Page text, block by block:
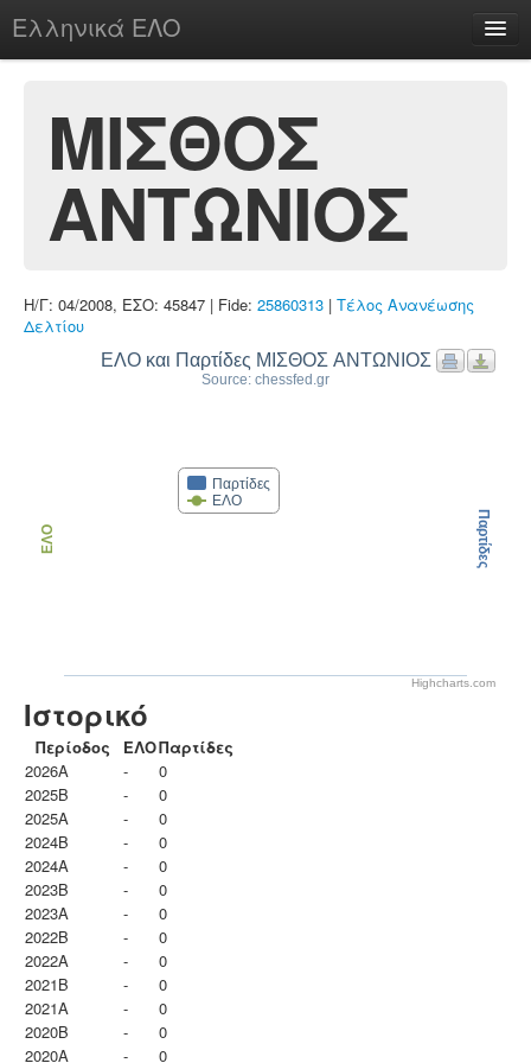
Ελληνικά ΕΛΟ
chesstu.be @ discord
Login
ΜΙΣΘΟΣ
ΑΝΤΩΝΙΟΣ
Η/Γ: 04/2008, ΕΣΟ: 45847 | Fide: 25860313 | Τέλος Ανανέωσης
Δελτίου
ΕΛΟ και Παρτίδες ΜΙΣΘΟΣ ΑΝΤΩΝΙΟΣ
Source: chessfed.gr
Παρτίδες
ΕΛΟ
ΕΛΟ Παρτίδες
Highcharts.com
Ιστορικό
Περίοδος ΕΛΟΠαρτίδες
2026A
-
0
2025B
-
0
2025A
-
0
2024B
-
0
2024A
-
0
2023B
-
0
2023Α
-
0
2022B
-
0
2022A
-
0
2021B
-
0
2021A
-
0
2020B
-
0
2020A
- 0